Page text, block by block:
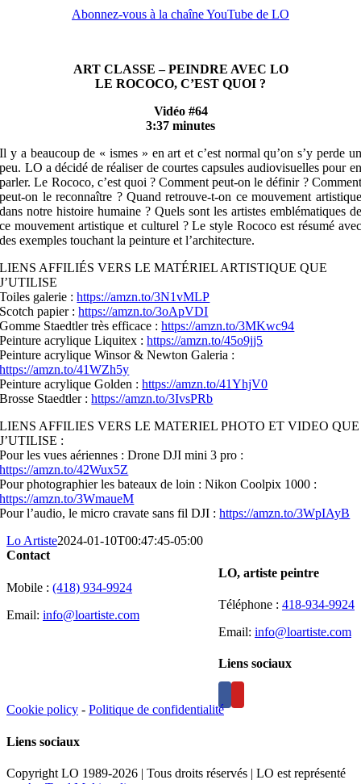
Abonnez-vous à la chaîne YouTube de LO
ART CLASSE – PEINDRE AVEC LO
LE ROCOCO, C’EST QUOI ?
Vidéo #64
3:37 minutes
Il y a beaucoup de « ismes » en art et c’est normal qu’on s’y perde un
peu. LO a décidé de réaliser de courtes capsules audiovisuelles pour en
parler. Le Rococo, c’est quoi ? Comment peut-on le définir ? Comment
peut-on le reconnaître ? Quand retrouve-t-on ce mouvement artistique
dans notre histoire humaine ? Quels sont les artistes emblématiques de
ce mouvement artistique et culturel ? Le style Rococo est résumé avec
des exemples touchant la peinture et l’architecture.
LIENS AFFILIÉS VERS LE MATÉRIEL ARTISTIQUE QUE
J’UTILISE
Toiles galerie :https://amzn.to/3N1vMLP
Scotch papier :https://amzn.to/3oApVDI
Gomme Staedtler très efficace :https://amzn.to/3MKwc94
Peinture acrylique Liquitex :https://amzn.to/45o9jj5
Peinture acrylique Winsor & Newton Galeria :
https://amzn.to/41WZh5y
Peinture acrylique Golden :https://amzn.to/41YhjV0
Brosse Staedtler :https://amzn.to/3IvsPRb
LIENS AFFILIES VERS LE MATERIEL PHOTO ET VIDEO QUE
J’UTILISE :
Pour les vues aériennes : Drone DJI mini 3 pro :
https://amzn.to/42Wux5Z
Pour photographier les bateaux de loin : Nikon Coolpix 1000 :
https://amzn.to/3WmaueM
Pour l’audio, le micro cravate sans fil DJI :https://amzn.to/3WpIAyB
Lo Artiste2024-01-10T00:47:45-05:00
LO, artiste peintre
Téléphone : 418-934-9924
Email: info@loartiste.com
Liens sociaux
Contact
Mobile : (418) 934-9924
Email: info@loartiste.com
Cookie policy - Politique de confidentialité
Liens sociaux
Copyright LO 1989-2026 | Tous droits réservés | LO est représenté